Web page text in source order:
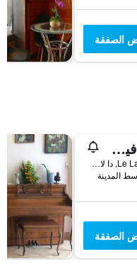
الصفقة
آنا ماندارا فيلاز دالات ريزورت آند سبا
Le Lai Street, Ward 5, دا لات, فيتنام
الصفقة